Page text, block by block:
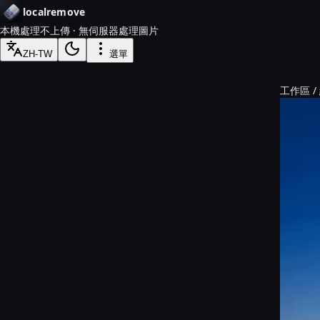
localremove
本機處理不上傳 · 無伺服器處理圖片
ZH-TW 選單
工作區 /